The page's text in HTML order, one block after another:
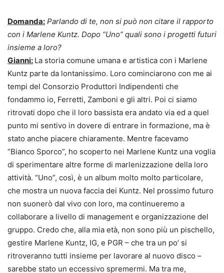
Domanda: Parlando di te, non si può non citare il rapporto
con i Marlene Kuntz. Dopo “Uno” quali sono i progetti futuri
insieme a loro?
Gianni: La storia comune umana e artistica con i Marlene
Kuntz parte da lontanissimo. Loro cominciarono con me ai
tempi del Consorzio Produttori Indipendenti che
fondammo io, Ferretti, Zamboni e gli altri. Poi ci siamo
ritrovati dopo che il loro bassista era andato via ed a quel
punto mi sentivo in dovere di entrare in formazione, ma è
stato anche piacere chiaramente. Mentre facevamo
“Bianco Sporco”, ho scoperto nei Marlene Kuntz una voglia
di sperimentare altre forme di marlenizzazione della loro
attività. “Uno”, così, è un album molto molto particolare,
che mostra un nuova faccia dei Kuntz. Nel prossimo futuro
non suonerò dal vivo con loro, ma continueremo a
collaborare a livello di management e organizzazione del
gruppo. Credo che, alla mia età, non sono più un pischello,
gestire Marlene Kuntz, IG, e PGR – che tra un po’ si
ritroveranno tutti insieme per lavorare al nuovo disco –
sarebbe stato un eccessivo spremermi. Ma tra me,